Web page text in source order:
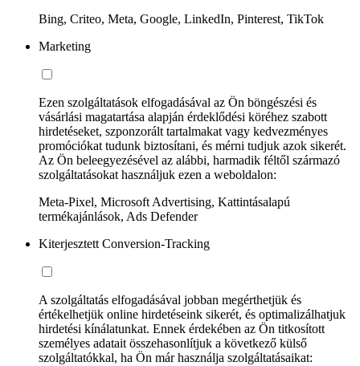
Bing, Criteo, Meta, Google, LinkedIn, Pinterest, TikTok
Marketing
Ezen szolgáltatások elfogadásával az Ön böngészési és
vásárlási magatartása alapján érdeklődési köréhez szabott
hirdetéseket, szponzorált tartalmakat vagy kedvezményes
promóciókat tudunk biztosítani, és mérni tudjuk azok sikerét.
Az Ön beleegyezésével az alábbi, harmadik féltől származó
szolgáltatásokat használjuk ezen a weboldalon:
Meta-Pixel, Microsoft Advertising, Kattintásalapú
termékajánlások, Ads Defender
Kiterjesztett Conversion-Tracking
A szolgáltatás elfogadásával jobban megérthetjük és
értékelhetjük online hirdetéseink sikerét, és optimalizálhatjuk
hirdetési kínálatunkat. Ennek érdekében az Ön titkosított
személyes adatait összehasonlítjuk a következő külső
szolgáltatókkal, ha Ön már használja szolgáltatásaikat: